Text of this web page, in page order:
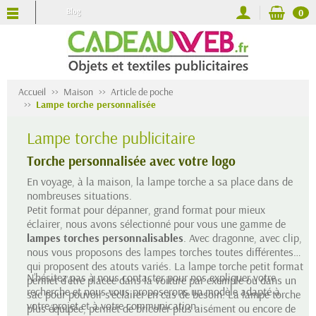
Blog 0
Accueil Maison
Article de poche
Lampe torche personnalisée
Lampe torche publicitaire
Torche personnalisée avec votre logo
En voyage, à la maison, la lampe torche a sa place dans de
nombreuses situations.
Petit format pour dépanner, grand format pour mieux
éclairer, nous avons sélectionné pour vous une gamme de
lampes torches personnalisables. Avec dragonne, avec clip,
nous vous proposons des lampes torches toutes différentes
qui proposent des atouts variés. La lampe torche petit format
permet d’être placée dans la voiture par exemple ou dans un
sac pour pouvoir s’éclairer en cas de besoin. La lampe torche
plus équipée, permet de bricoler plus aisément ou encore de
N’hésitez pas à nous contacter pour nos expliquer votre
recherche et nous vous proposerons un modèle adapté à
votre projet et à votre communication.